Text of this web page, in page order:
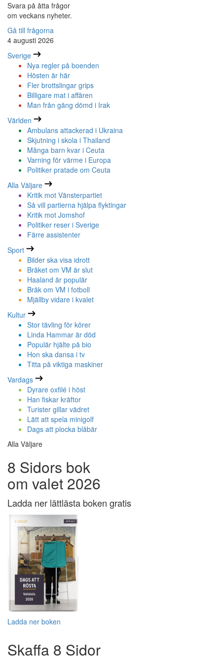
Svara på åtta frågor
om veckans nyheter.
Gå till frågorna
4 augusti 2026
Sverige
Nya regler på boenden
Hösten är här
Fler brottslingar grips
Billigare mat i affären
Man från gäng dömd i Irak
Världen
Ambulans attackerad i Ukraina
Skjutning i skola i Thailand
Många barn kvar i Ceuta
Varning för värme i Europa
Politiker pratade om Ceuta
Alla Väljare
Kritik mot Vänsterpartiet
Så vill partierna hjälpa flyktingar
Kritik mot Jomshof
Politiker reser i Sverige
Färre assistenter
Sport
Bilder ska visa idrott
Bråket om VM är slut
Haaland är populär
Bråk om VM i fotboll
Mjällby vidare i kvalet
Kultur
Stor tävling för körer
Linda Hammar är död
Populär hjälte på bio
Hon ska dansa i tv
Titta på viktiga maskiner
Vardags
Dyrare oxfilé i höst
Han fiskar kräftor
Turister gillar vädret
Lätt att spela minigolf
Dags att plocka blåbär
Alla Väljare
8 Sidors bok
om valet 2026
Ladda ner lättlästa boken gratis
Ladda ner boken
Skaffa 8 Sidor